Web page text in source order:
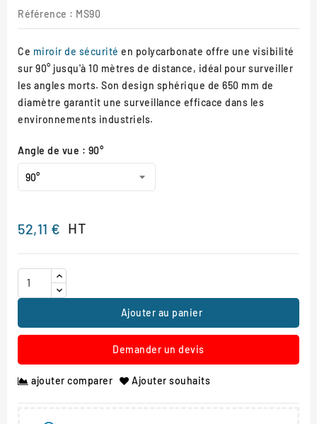
Référence : MS90
Ce miroir de sécurité en polycarbonate offre une visibilité
sur 90° jusqu'à 10 mètres de distance, idéal pour surveiller
les angles morts. Son design sphérique de 650 mm de
diamètre garantit une surveillance efficace dans les
environnements industriels.
Angle de vue : 90°
52,11 € HT
Ajouter au panier
Demander un devis
ajouter comparer Ajouter souhaits